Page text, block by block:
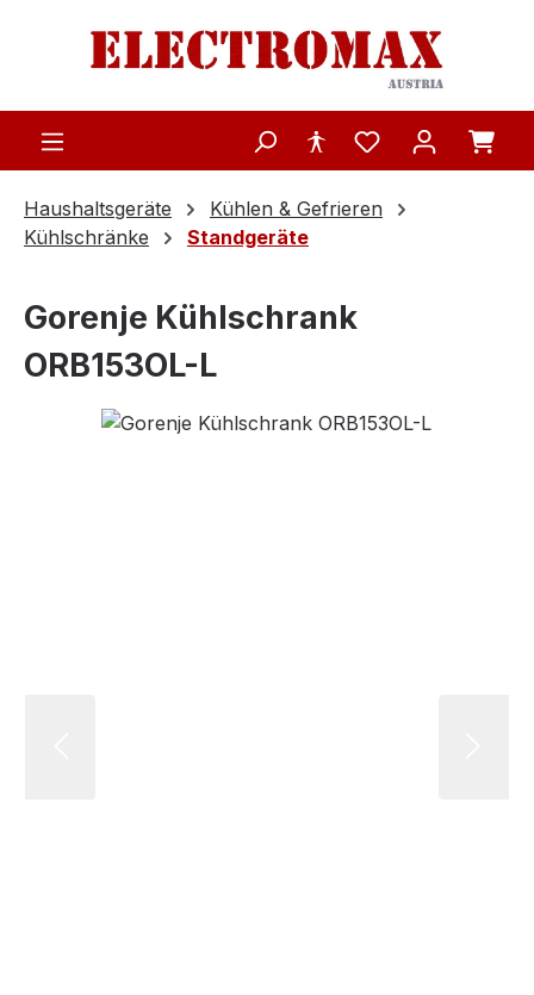
Zum Hauptinhalt springen
Haushaltsgeräte
Kühlen & Gefrieren
Kühlschränke
Standgeräte
Gorenje Kühlschrank
ORB153OL-L
Bildergalerie überspringen